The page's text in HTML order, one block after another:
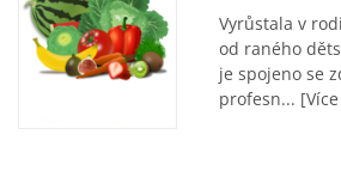
Vyrůstala v
od raného
je spojeno se
profesn...